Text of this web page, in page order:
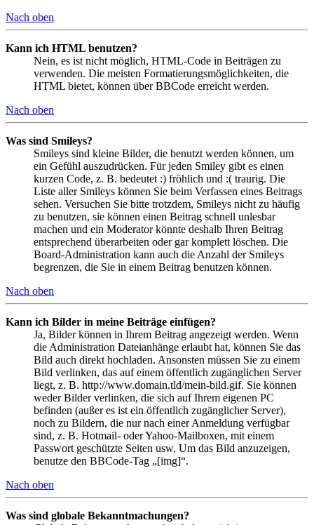
Nach oben
Kann ich HTML benutzen?
Nein, es ist nicht möglich, HTML-Code in Beiträgen zu
verwenden. Die meisten Formatierungsmöglichkeiten, die
HTML bietet, können über BBCode erreicht werden.
Nach oben
Was sind Smileys?
Smileys sind kleine Bilder, die benutzt werden können, um
ein Gefühl auszudrücken. Für jeden Smiley gibt es einen
kurzen Code, z. B. bedeutet :) fröhlich und :( traurig. Die
Liste aller Smileys können Sie beim Verfassen eines Beitrags
sehen. Versuchen Sie bitte trotzdem, Smileys nicht zu häufig
zu benutzen, sie können einen Beitrag schnell unlesbar
machen und ein Moderator könnte deshalb Ihren Beitrag
entsprechend überarbeiten oder gar komplett löschen. Die
Board-Administration kann auch die Anzahl der Smileys
begrenzen, die Sie in einem Beitrag benutzen können.
Nach oben
Kann ich Bilder in meine Beiträge einfügen?
Ja, Bilder können in Ihrem Beitrag angezeigt werden. Wenn
die Administration Dateianhänge erlaubt hat, können Sie das
Bild auch direkt hochladen. Ansonsten müssen Sie zu einem
Bild verlinken, das auf einem öffentlich zugänglichen Server
liegt, z. B. http://www.domain.tld/mein-bild.gif. Sie können
weder Bilder verlinken, die sich auf Ihrem eigenen PC
befinden (außer es ist ein öffentlich zugänglicher Server),
noch zu Bildern, die nur nach einer Anmeldung verfügbar
sind, z. B. Hotmail- oder Yahoo-Mailboxen, mit einem
Passwort geschützte Seiten usw. Um das Bild anzuzeigen,
benutze den BBCode-Tag „[img]“.
Nach oben
Was sind globale Bekanntmachungen?